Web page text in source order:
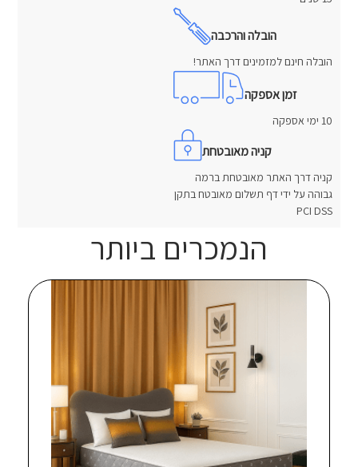
הובלה והרכבה
הובלה חינם למזמינים דרך האתר!
זמן אספקה
10 ימי אספקה
קניה מאובטחת
קניה דרך האתר מאובטחת ברמה
גבוהה על ידי דף תשלום מאובטח בתקן
PCI DSS
אין עדיין חוות דעת.
היה הראשון לכתוב סקירה “מזרן זוגי פולירון סקיפר”
האימייל לא יוצג באתר.שדות החובה מסומנים
*
הנמכרים ביותר